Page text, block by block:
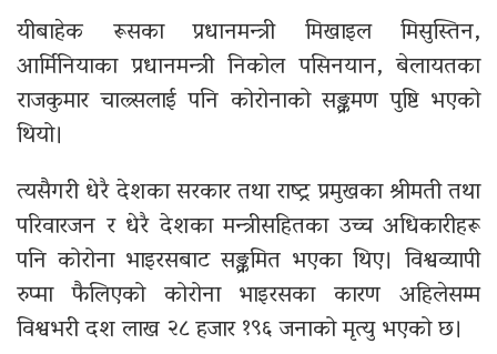
यीबाहेक रूसका प्रधानमन्त्री मिखाइल मिसुस्तिन,
आर्मिनियाका प्रधानमन्त्री निकोल पसिनयान, बेलायतका
राजकुमार चाल्र्सलाई पनि कोरोनाको सङ्क्रमण पुष्टि भएको
थियो।
त्यसैगरी धेरै देशका सरकार तथा राष्ट्र प्रमुखका श्रीमती तथा
परिवारजन र धेरै देशका मन्त्रीसहितका उच्च अधिकारीहरू
पनि कोरोना भाइरसबाट सङ्क्रमित भएका थिए। विश्वव्यापी
रुप्मा फैलिएको कोरोना भाइरसका कारण अहिलेसम्म
विश्वभरी दश लाख २८ हजार १९६ जनाको मृत्यु भएको छ।